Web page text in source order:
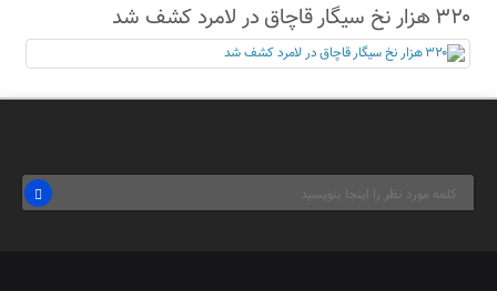
۳۲۰ هزار نخ سیگار قاچاق در لامرد کشف شد